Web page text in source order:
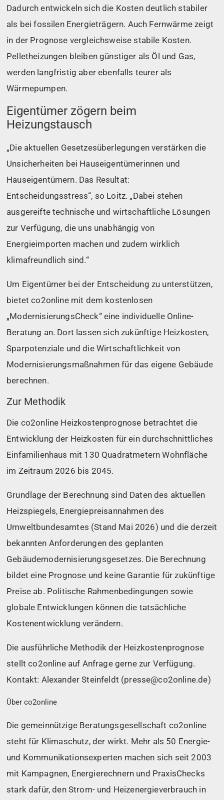
Dadurch entwickeln sich die Kosten deutlich stabiler
als bei fossilen Energieträgern. Auch Fernwärme zeigt
in der Prognose vergleichsweise stabile Kosten.
Pelletheizungen bleiben günstiger als Öl und Gas,
werden langfristig aber ebenfalls teurer als
Wärmepumpen.
Eigentümer zögern beim
Heizungstausch
„Die aktuellen Gesetzesüberlegungen verstärken die
Unsicherheiten bei Hauseigentümerinnen und
Hauseigentümern. Das Resultat:
Entscheidungsstress“, so Loitz. „Dabei stehen
ausgereifte technische und wirtschaftliche Lösungen
zur Verfügung, die uns unabhängig von
Energieimporten machen und zudem wirklich
klimafreundlich sind.“
Um Eigentümer bei der Entscheidung zu unterstützen,
bietet co2online mit dem kostenlosen
„ModernisierungsCheck“ eine individuelle Online-
Beratung an. Dort lassen sich zukünftige Heizkosten,
Sparpotenziale und die Wirtschaftlichkeit von
Modernisierungsmaßnahmen für das eigene Gebäude
berechnen.
Zur Methodik
Die co2online Heizkostenprognose betrachtet die
Entwicklung der Heizkosten für ein durchschnittliches
Einfamilienhaus mit 130 Quadratmetern Wohnfläche
im Zeitraum 2026 bis 2045.
Grundlage der Berechnung sind Daten des aktuellen
Heizspiegels, Energiepreisannahmen des
Umweltbundesamtes (Stand Mai 2026) und die derzeit
bekannten Anforderungen des geplanten
Gebäudemodernisierungsgesetzes. Die Berechnung
bildet eine Prognose und keine Garantie für zukünftige
Preise ab. Politische Rahmenbedingungen sowie
globale Entwicklungen können die tatsächliche
Kostenentwicklung verändern.
Die ausführliche Methodik der Heizkostenprognose
stellt co2online auf Anfrage gerne zur Verfügung.
Kontakt: Alexander Steinfeldt (presse@co2online.de)
Über co2online
Die gemeinnützige Beratungsgesellschaft co2online
steht für Klimaschutz, der wirkt. Mehr als 50 Energie-
und Kommunikationsexperten machen sich seit 2003
mit Kampagnen, Energierechnern und PraxisChecks
stark dafür, den Strom- und Heizenergieverbrauch in